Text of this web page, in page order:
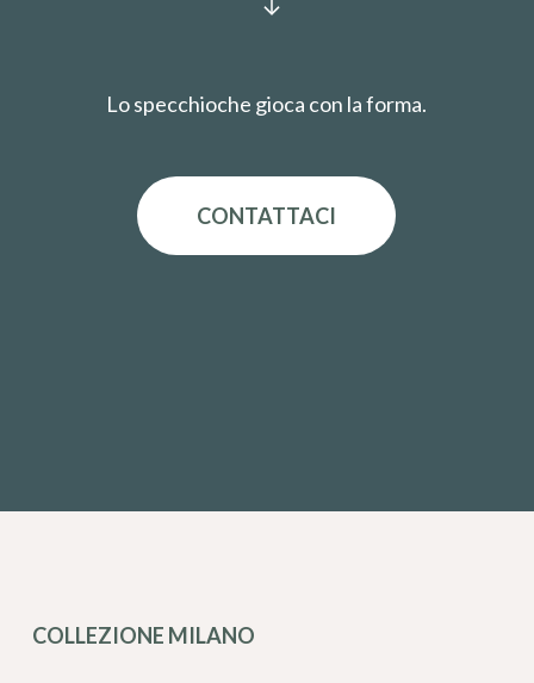
Lo specchioche gioca con la forma.
CONTATTACI
COLLEZIONE MILANO